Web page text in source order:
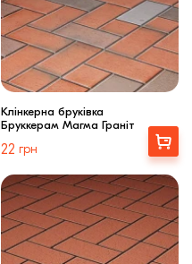
Клінкерна бруківка
Бруккерам Магма Граніт
22 грн
Купити